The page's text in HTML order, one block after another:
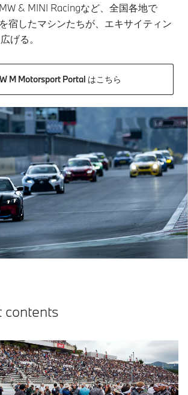
& MINI Racingなど、全国各地で
宿したマシンたちが、エキサイティン
げる。
M Motorsport Portal はこちら
contents